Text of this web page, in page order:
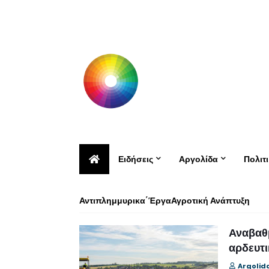
Ειδήσεις Αργολίδα
Αντιπλημμυρικα΄ΈργαΑγροτική Ανάπτυξη